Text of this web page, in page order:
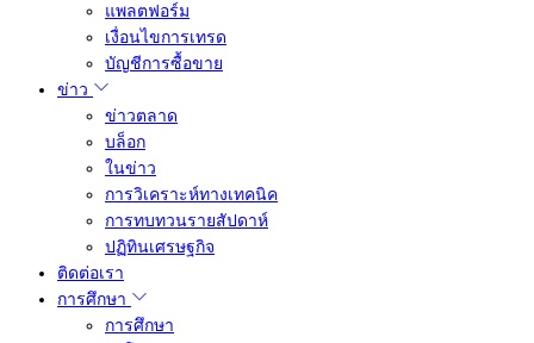
แพลตฟอร์ม
เงื่อนไขการเทรด
บัญชีการซื้อขาย
ข่าว
ข่าวตลาด
บล็อก
ในข่าว
การวิเคราะห์ทางเทคนิค
การทบทวนรายสัปดาห์
ปฏิทินเศรษฐกิจ
ติดต่อเรา
การศึกษา
การศึกษา